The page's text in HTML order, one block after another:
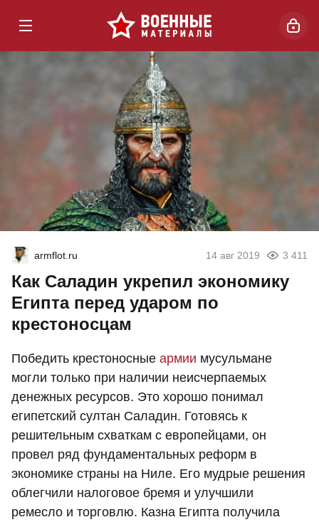
armflot.ru 14 авг 2019 3 411
Как Саладин укрепил экономику
Египта перед ударом по
крестоносцам
Победить крестоносные армии мусульмане
могли только при наличии неисчерпаемых
денежных ресурсов. Это хорошо понимал
египетский султан Саладин. Готовясь к
решительным схваткам с европейцами, он
провел ряд фундаментальных реформ в
экономике страны на Ниле. Его мудрые решения
облегчили налоговое бремя и улучшили
ремесло и торговлю. Казна Египта получила